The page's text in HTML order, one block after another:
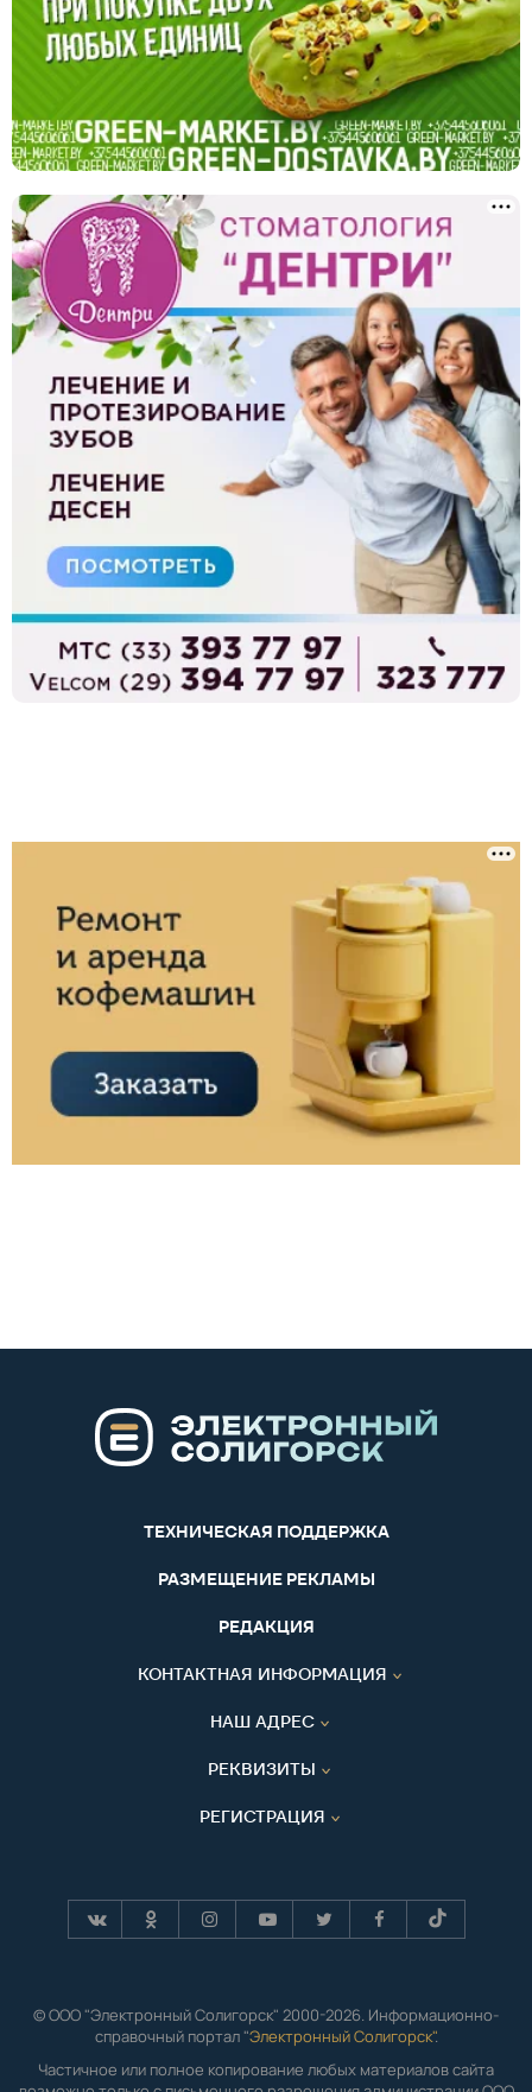
ТЕХНИЧЕСКАЯ ПОДДЕРЖКА
РАЗМЕЩЕНИЕ РЕКЛАМЫ
РЕДАКЦИЯ
КОНТАКТНАЯ ИНФОРМАЦИЯ
НАШ АДРЕС
РЕКВИЗИТЫ
РЕГИСТРАЦИЯ
© ООО "Электронный Солигорск" 2000-2026. Информационно-
справочный портал "Электронный Солигорск".
Частичное или полное копирование любых материалов сайта